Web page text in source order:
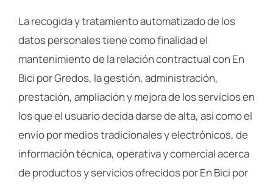
La recogida y tratamiento automatizado de los
datos personales tiene como finalidad el
mantenimiento de la relación contractual con En
Bici por Gredos, la gestión, administración,
prestación, ampliación y mejora de los servicios en
los que el usuario decida darse de alta, así como el
envío por medios tradicionales y electrónicos, de
información técnica, operativa y comercial acerca
de productos y servicios ofrecidos por En Bici por